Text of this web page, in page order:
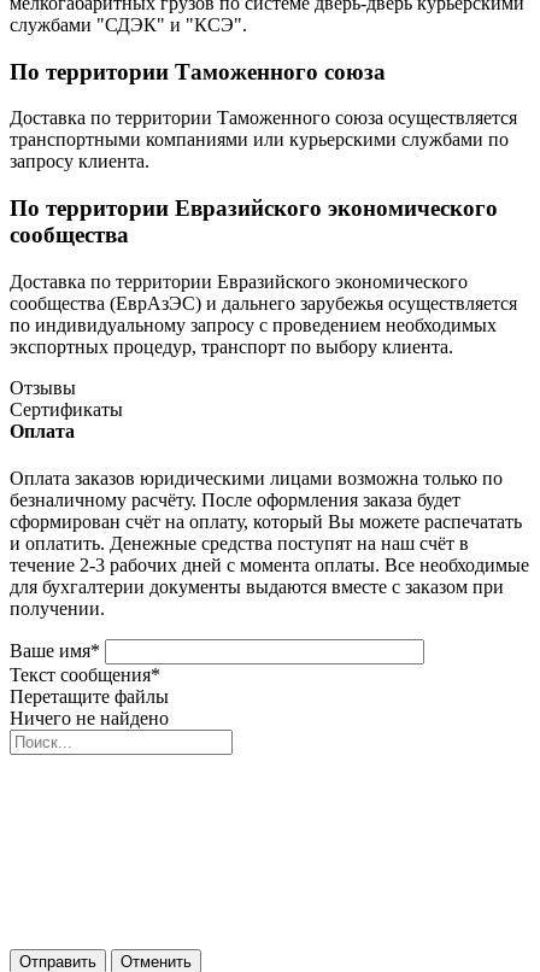
службами "СДЭК" и "КСЭ".
По территории Таможенного союза
Доставка по территории Таможенного союза осуществляется
транспортными компаниями или курьерскими службами по
запросу клиента.
По территории Евразийского экономического
сообщества
Доставка по территории Евразийского экономического
сообщества (ЕврАзЭС) и дальнего зарубежья осуществляется
по индивидуальному запросу с проведением необходимых
экспортных процедур, транспорт по выбору клиента.
Отзывы
Сертификаты
Оплата
Оплата заказов юридическими лицами возможна только по
безналичному расчёту. После оформления заказа будет
сформирован счёт на оплату, который Вы можете распечатать
и оплатить. Денежные средства поступят на наш счёт в
течение 2-3 рабочих дней с момента оплаты. Все необходимые
для бухгалтерии документы выдаются вместе с заказом при
получении.
Ваше имя*
Текст сообщения*
Перетащите файлы
Ничего не найдено
Отправить Отменить